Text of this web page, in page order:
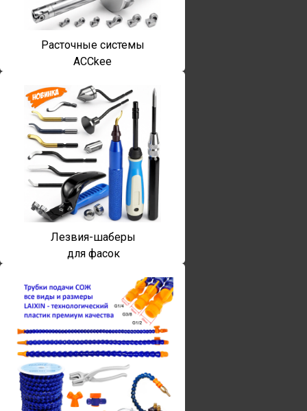
Расточные системы
ACCkee
Лезвия-шаберы
для фасок